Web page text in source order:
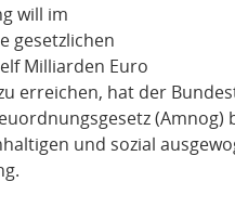
will im
gesetzlichen
Milliarden Euro
erreichen, hat der
(Amnog)
und sozial